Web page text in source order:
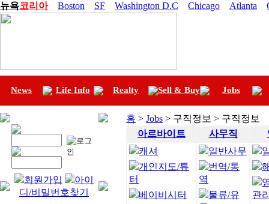
뉴욕코리아 Boston SF Washington D.C Chicago Atlanta
News Life Info Realty Sell & Buy Jobs
회원가입
아이
디/비밀번호찾기
홈 > Jobs > 구직정보 > 구직정보
아르바이트
사무직
캐셔
개인지도/튜
터
베이비시터
일반사무
번역/통
역
물류/유
관